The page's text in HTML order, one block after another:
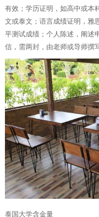
有效；学历证明，如高中或本
文或泰文；语言成绩证明，雅
平测试成绩；个人陈述，阐述
信，需两封，由老师或导师撰
泰国大学含金量